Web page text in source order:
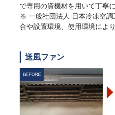
で専用の資機材を用いて丁寧
※ 一般社団法人 日本冷凍空
合や設置環境、使用環境によ
送風ファン